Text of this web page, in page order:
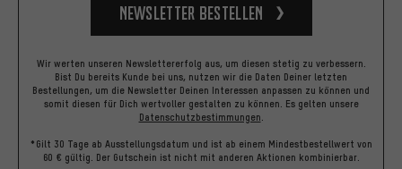
Newsletter bestellen
Wir werten unseren Newslettererfolg aus, um diesen stetig zu verbessern.
Bist Du bereits Kunde bei uns, nutzen wir die Daten Deiner letzten
Bestellungen, um die Newsletter Deinen Interessen anpassen zu können und
somit diesen für Dich wertvoller gestalten zu können. Es gelten unsere
Datenschutzbestimmungen
*Gilt 30 Tage ab Ausstellungsdatum und ist ab einem Mindestbestellwert von
60 € gültig. Der Gutschein ist nicht mit anderen Aktionen kombinierbar.